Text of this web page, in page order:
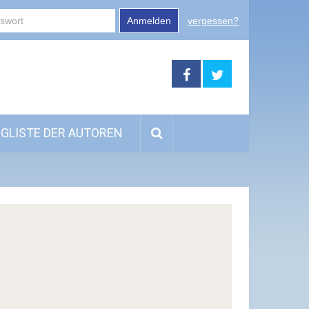
Anmelden vergessen?
DER AUTOREN